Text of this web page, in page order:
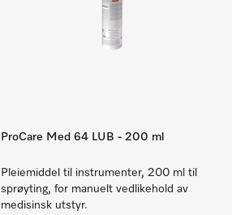
ProCare Med 64 LUB - 200 ml
Pleiemiddel til instrumenter, 200 ml til
sprøyting, for manuelt vedlikehold av
medisinsk utstyr.